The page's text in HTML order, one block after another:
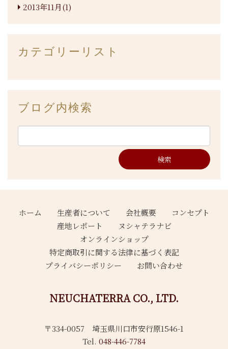
2013年11月(1)
カテゴリーリスト
ブログ内検索
ホーム 生産者について 会社概要
コンセプト
産地レポート
ヌシャテラナビ
オンラインショップ
特定商取引に関する法律に基づく表記
プライバシーポリシー
お問い合わせ
NEUCHATERRA CO., LTD.
〒334-0057 埼玉県川口市安行原1546-1
Tel. 048-446-7784